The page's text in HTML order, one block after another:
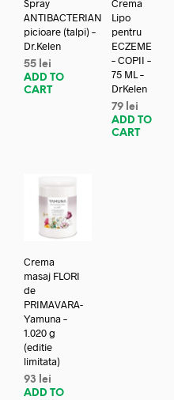
Spray
ANTIBACTERIAN
picioare (talpi) –
Dr.Kelen
55 lei
ADD TO
CART
Crema
Lipo
pentru
ECZEME
– COPII –
75 ML –
DrKelen
79 lei
ADD TO
CART
Crema
masaj FLORI
de
PRIMAVARA-
Yamuna –
1.020 g
(editie
limitata)
93
lei
ADD TO